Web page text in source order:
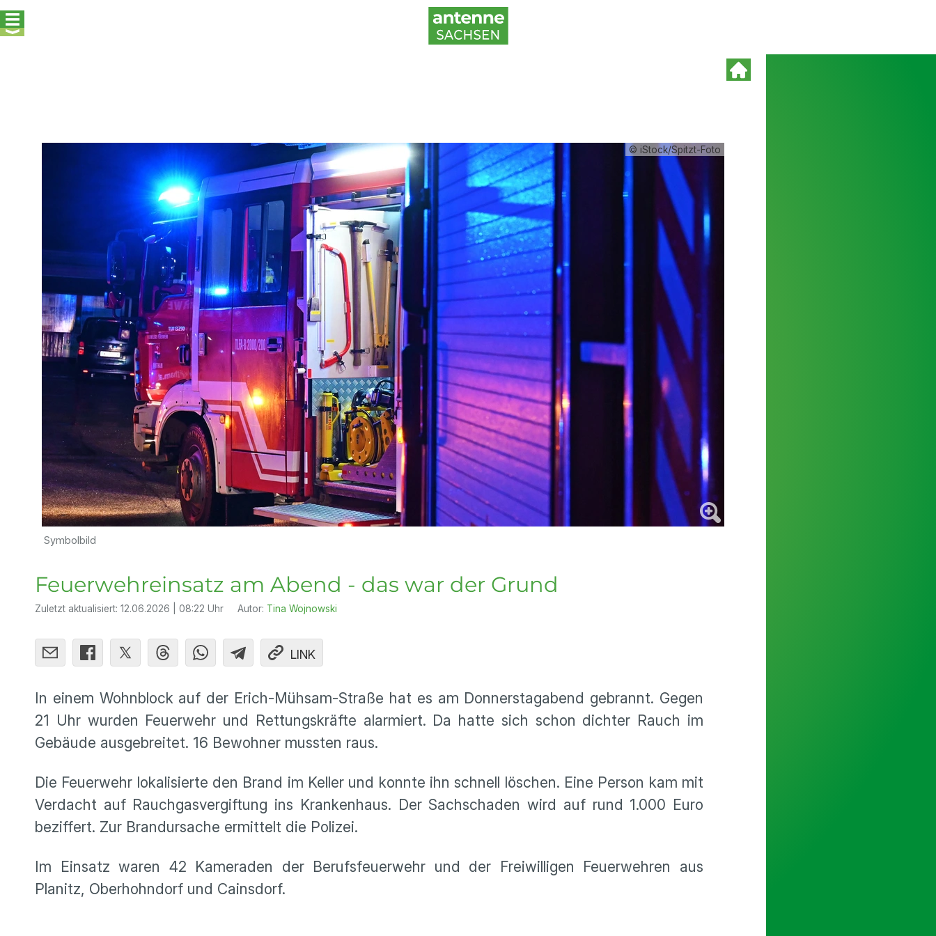
© iStock/Spitzt-Foto
Symbolbild
Feuerwehreinsatz am Abend - das war der Grund
Zuletzt aktualisiert: 12.06.2026 | 08:22 Uhr Autor: Tina Wojnowski
LINK
In einem Wohnblock auf der Erich-Mühsam-Straße hat es am Donnerstagabend gebrannt. Gegen
21 Uhr wurden Feuerwehr und Rettungskräfte alarmiert. Da hatte sich schon dichter Rauch im
Gebäude ausgebreitet. 16 Bewohner mussten raus.
Die Feuerwehr lokalisierte den Brand im Keller und konnte ihn schnell löschen. Eine Person kam mit
Verdacht auf Rauchgasvergiftung ins Krankenhaus. Der Sachschaden wird auf rund 1.000 Euro
beziffert. Zur Brandursache ermittelt die Polizei.
Im Einsatz waren 42 Kameraden der Berufsfeuerwehr und der Freiwilligen Feuerwehren aus
Planitz, Oberhohndorf und Cainsdorf.